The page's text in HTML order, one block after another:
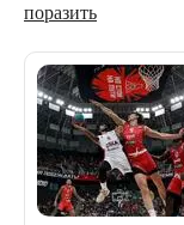
поразить